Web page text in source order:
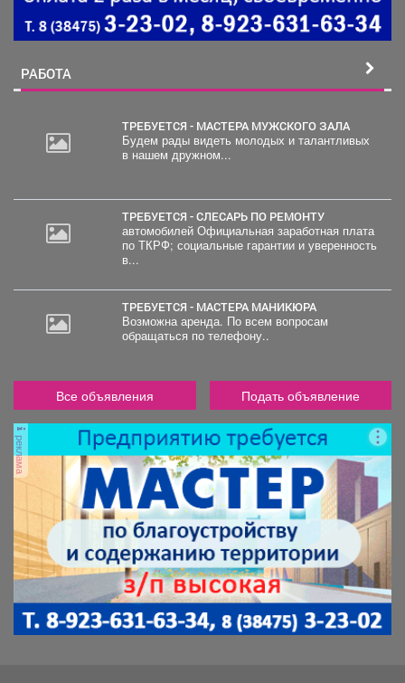
РАБОТА
ТРЕБУЕТСЯ - МАСТЕРА МУЖСКОГО ЗАЛА
Будем рады видеть молодых и талантливых
в нашем дружном...
ТРЕБУЕТСЯ - СЛЕСАРЬ ПО РЕМОНТУ
автомобилей Официальная заработная плата
по ТКРФ; социальные гарантии и уверенность
в...
ТРЕБУЕТСЯ - МАСТЕРА МАНИКЮРА
Возможна аренда. По всем вопросам
обращаться по телефону..
Все объявления Подать объявление
реклама